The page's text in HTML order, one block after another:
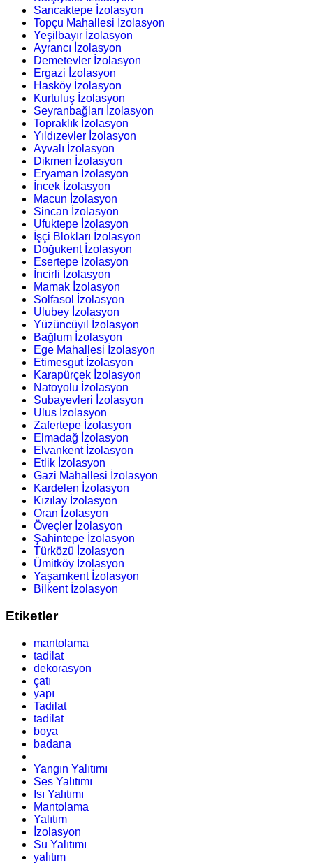
Sancaktepe İzolasyon
Topçu Mahallesi İzolasyon
Yeşilbayır İzolasyon
Ayrancı İzolasyon
Demetevler İzolasyon
Ergazi İzolasyon
Hasköy İzolasyon
Kurtuluş İzolasyon
Seyranbağları İzolasyon
Topraklık İzolasyon
Yıldızevler İzolasyon
Ayvalı İzolasyon
Dikmen İzolasyon
Eryaman İzolasyon
İncek İzolasyon
Macun İzolasyon
Sincan İzolasyon
Ufuktepe İzolasyon
İşçi Blokları İzolasyon
Doğukent İzolasyon
Esertepe İzolasyon
İncirli İzolasyon
Mamak İzolasyon
Solfasol İzolasyon
Ulubey İzolasyon
Yüzüncüyıl İzolasyon
Bağlum İzolasyon
Ege Mahallesi İzolasyon
Etimesgut İzolasyon
Karapürçek İzolasyon
Natoyolu İzolasyon
Subayevleri İzolasyon
Ulus İzolasyon
Zafertepe İzolasyon
Elmadağ İzolasyon
Elvankent İzolasyon
Etlik İzolasyon
Gazi Mahallesi İzolasyon
Kardelen İzolasyon
Kızılay İzolasyon
Oran İzolasyon
Öveçler İzolasyon
Şahintepe İzolasyon
Türközü İzolasyon
Ümitköy İzolasyon
Yaşamkent İzolasyon
Bilkent İzolasyon
Etiketler
mantolama
tadilat
dekorasyon
çatı
yapı
Tadilat
tadilat
boya
badana
Yangın Yalıtımı
Ses Yalıtımı
Isı Yalıtımı
Mantolama
Yalıtım
İzolasyon
Su Yalıtımı
yalıtım